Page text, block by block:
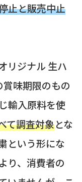
止と販売中止
リジナル 生ハ
味期限のもの
輸入原料を使
て調査対象とな
という形にな
り、消費者の